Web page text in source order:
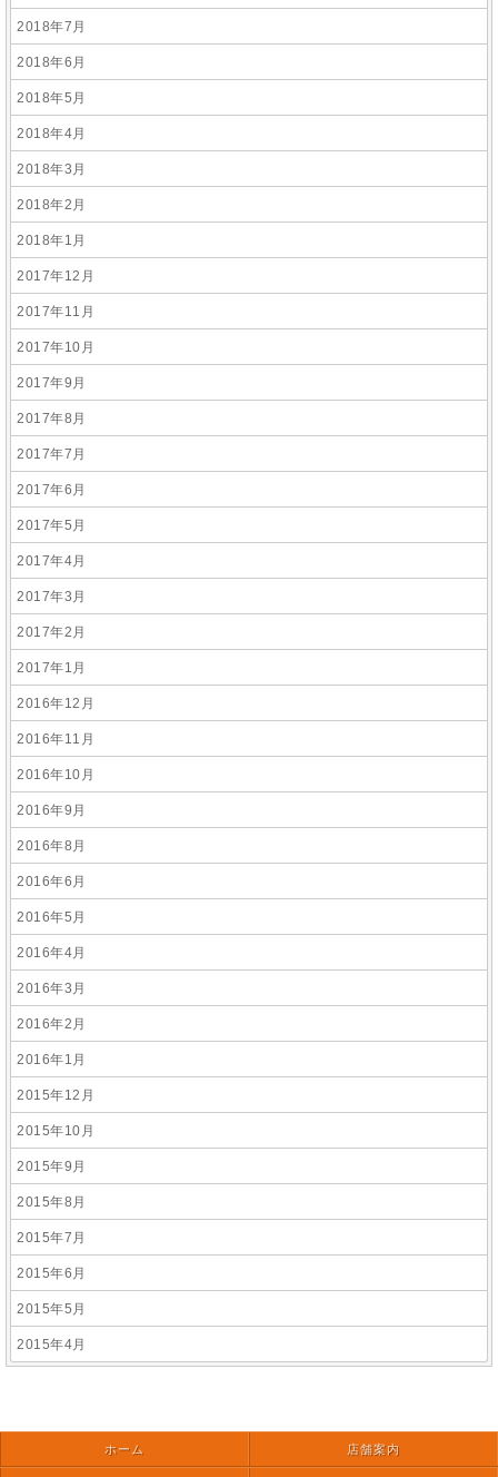
2018年7月
2018年6月
2018年5月
2018年4月
2018年3月
2018年2月
2018年1月
2017年12月
2017年11月
2017年10月
2017年9月
2017年8月
2017年7月
2017年6月
2017年5月
2017年4月
2017年3月
2017年2月
2017年1月
2016年12月
2016年11月
2016年10月
2016年9月
2016年8月
2016年6月
2016年5月
2016年4月
2016年3月
2016年2月
2016年1月
2015年12月
2015年10月
2015年9月
2015年8月
2015年7月
2015年6月
2015年5月
2015年4月
ホーム 店舗案内